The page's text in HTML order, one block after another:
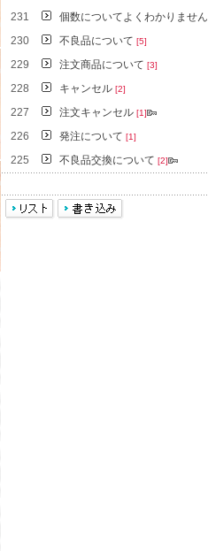
231
個数についてよくわかりませ
230
不良品について [5]
229 注文商品について [3]
228 キャンセル [2]
227 注文キャンセル [1]
226 発注について [1]
225 不良品交換について [2]